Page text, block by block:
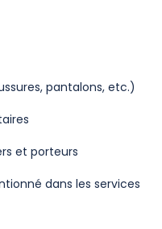
pantalons, etc.)
et porteurs
dans les services